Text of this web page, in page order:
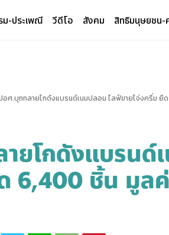
-ประเพณี วีดีโอ สังคม สิทธิมนุษยชน-
อศ.บุกทลายโกดังแบรนด์เนมปลอม ไลฟ์ขายโจ่งครึ่ม ยึ
ยโกดังแบรนด์
6,400 ชิ้น มูล